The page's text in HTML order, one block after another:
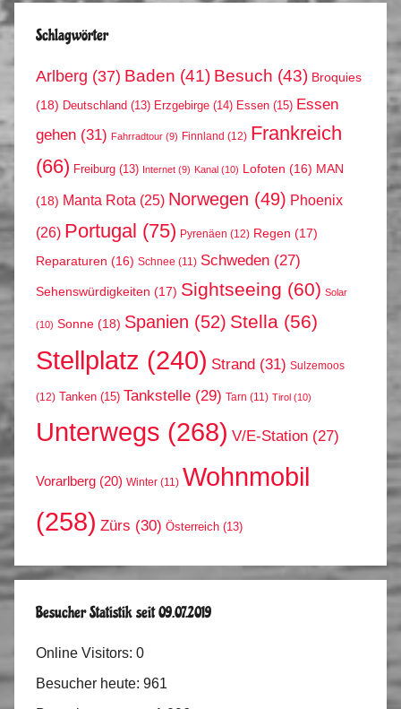
Schlagwörter
Arlberg (37) Baden (41) Besuch (43) Broquies
(18) Deutschland (13) Erzgebirge (14) Essen (15) Essen
gehen (31) Fahrradtour (9) Finnland (12) Frankreich
(66) Freiburg (13) Internet (9) Kanal (10) Lofoten (16) MAN
(18) Manta Rota (25) Norwegen (49) Phoenix
(26) Portugal (75) Pyrenäen (12) Regen (17)
Reparaturen (16) Schnee (11) Schweden (27)
Sehenswürdigkeiten (17) Sightseeing (60) Solar
(10) Sonne (18) Spanien (52) Stella (56)
Stellplatz (240) Strand (31) Sulzemoos
(12) Tanken (15) Tankstelle (29) Tarn (11) Tirol (10)
Unterwegs (268) V/E-Station (27)
Vorarlberg (20) Winter (11) Wohnmobil
(258) Zürs (30) Österreich (13)
Besucher Statistik seit 09.07.2019
Online Visitors: 0
Besucher heute: 961